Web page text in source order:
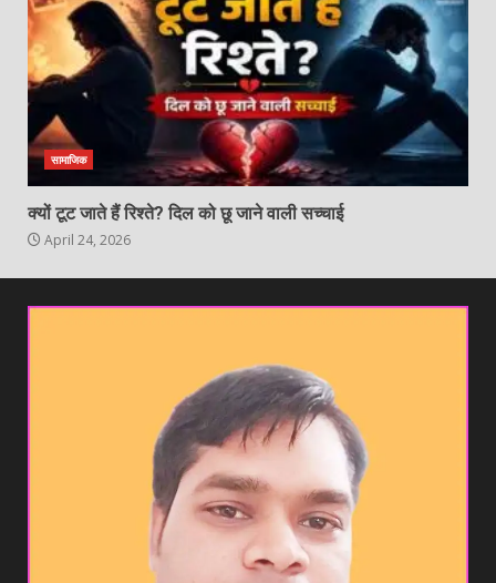
सामाजिक
क्यों टूट जाते हैं रिश्ते? दिल को छू जाने वाली सच्चाई
April 24, 2026